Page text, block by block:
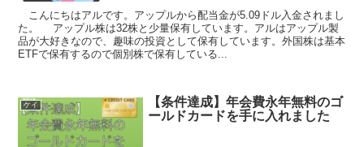
こんにちはアルです。アップルから配当金が5.09ドル入金されまし
た。 アップル株は32株と少量保有しています。アルはアップル製
品が大好きなので、趣味の投資として保有しています。外国株は基本
ETFで保有するので個別株で保有している...
ケイ
【条件達成】年会費永年無料のゴ
ールドカードを手に入れました